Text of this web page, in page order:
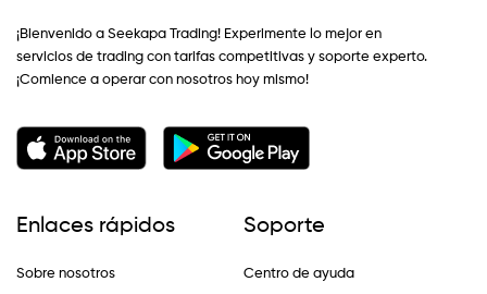
¡Bienvenido a Seekapa Trading! Experimente lo mejor en
servicios de trading con tarifas competitivas y soporte experto.
¡Comience a operar con nosotros hoy mismo!
Enlaces rápidos
Sobre nosotros
Soporte
Centro de ayuda